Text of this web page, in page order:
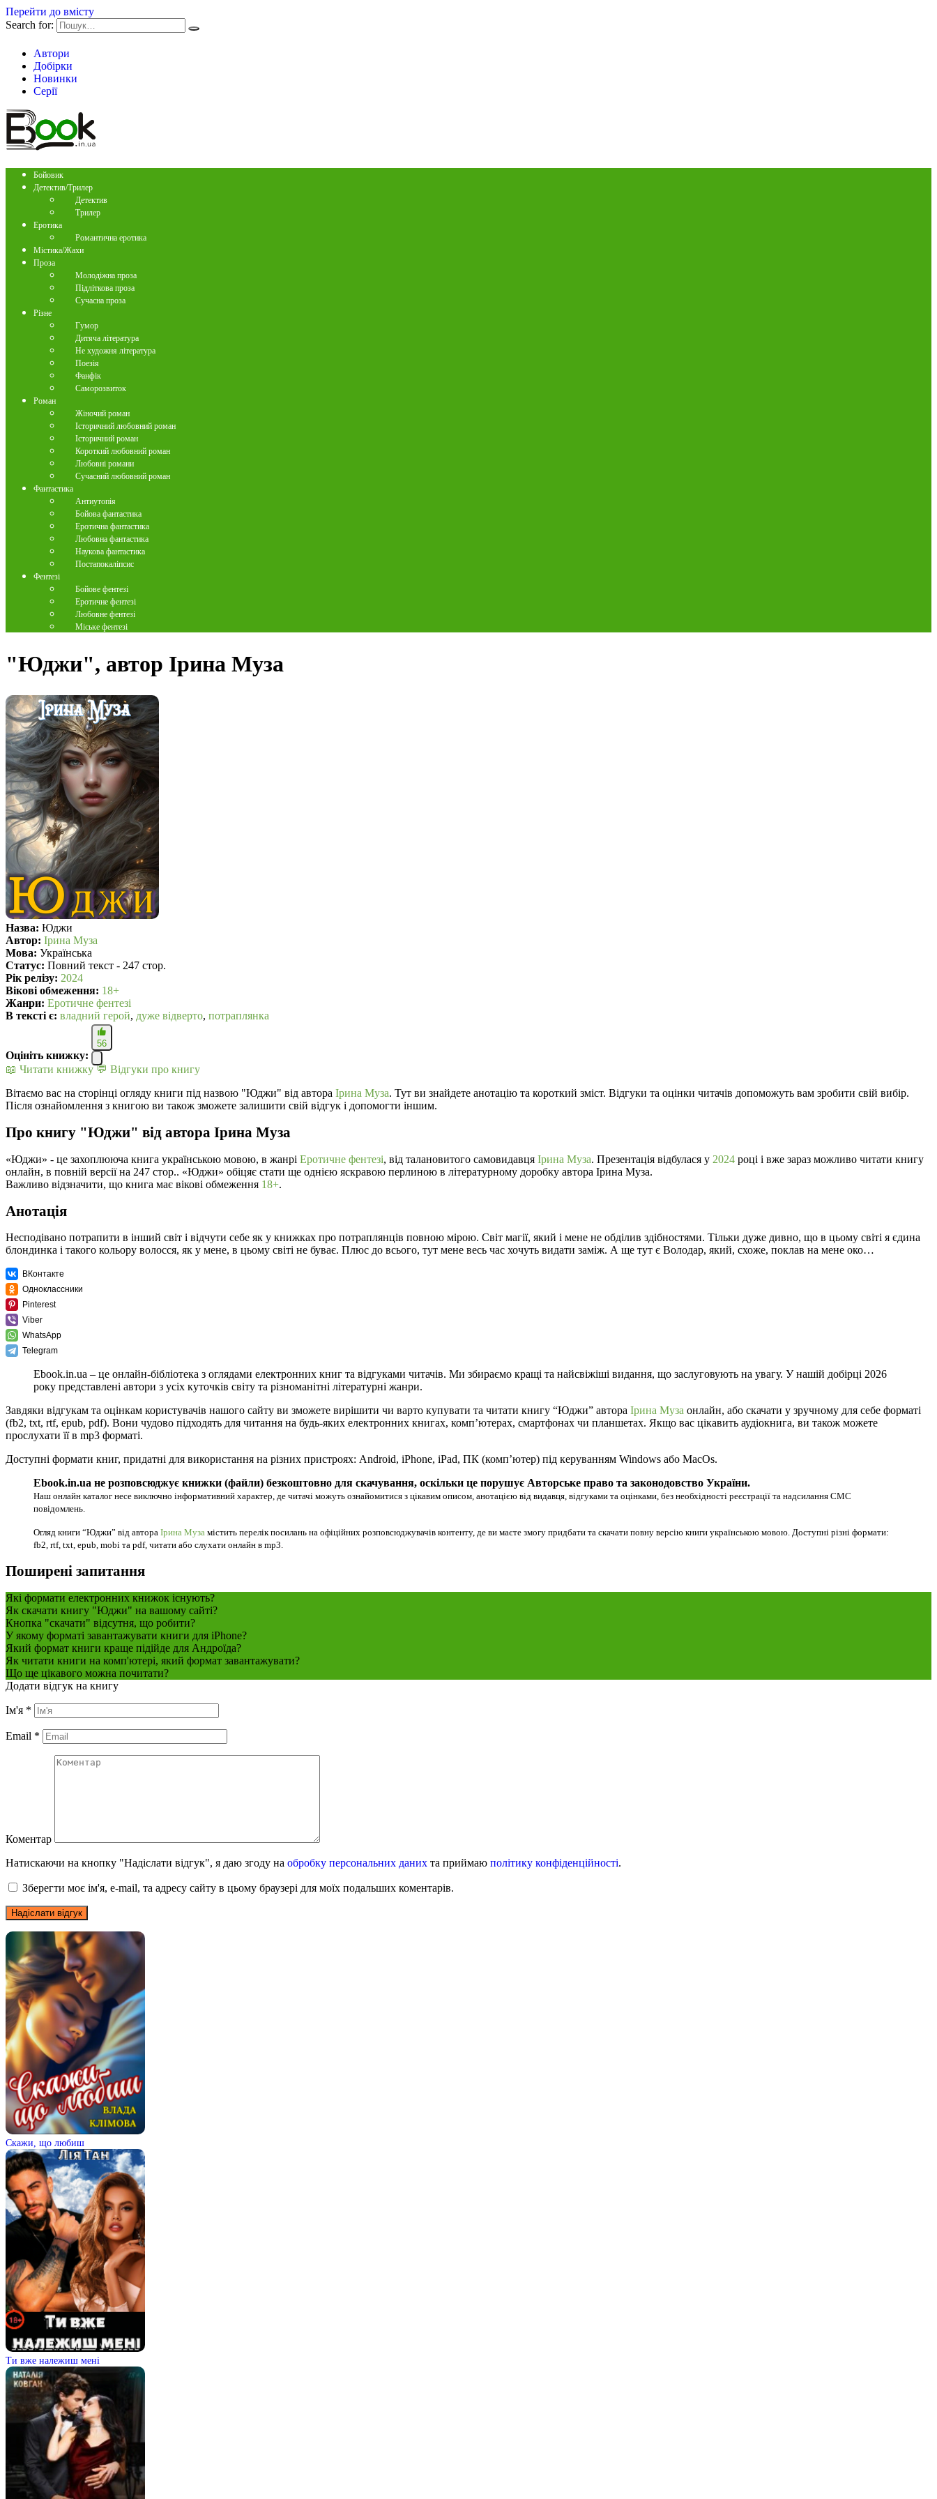
Перейти до вмісту
Search for:
Автори
Добірки
Новинки
Серії
Бойовик
Детектив/Трилер
Детектив
Трилер
Еротика
Романтична еротика
Містика/Жахи
Проза
Молодіжна проза
Підліткова проза
Сучасна проза
Різне
Гумор
Дитяча література
Не художня література
Поезія
Фанфік
Саморозвиток
Роман
Жіночий роман
Історичний любовний роман
Історичний роман
Короткий любовний роман
Любовні романи
Сучасний любовний роман
Фантастика
Антиутопія
Бойова фантастика
Еротична фантастика
Любовна фантастика
Наукова фантастика
Постапокаліпсис
Фентезі
Бойове фентезі
Еротичне фентезі
Любовне фентезі
Міське фентезі
"Юджи", автор Ірина Муза
Назва: Юджи
Автор: Ірина Муза
Мова: Українська
Статус: Повний текст - 247 стор.
Рік релізу: 2024
Вікові обмеження: 18+
Жанри: Еротичне фентезі
В текcті є: владний герой, дуже відверто, потраплянка
Оцініть книжку:
56
📖 Читати книжку 💬 Відгуки про книгу
Вітаємо вас на сторінці огляду книги під назвою "Юджи" від автора Ірина Муза. Тут ви знайдете анотацію та короткий зміст. Відгуки та оцінки читачів допоможуть вам зробити свій вибір.
Після ознайомлення з книгою ви також зможете залишити свій відгук і допомогти іншим.
Про книгу "Юджи" від автора Ірина Муза
«Юджи» - це захоплююча книга українською мовою, в жанрі Еротичне фентезі, від талановитого самовидавця Ірина Муза. Презентація відбулася у 2024 році і вже зараз можливо читати книгу
онлайн, в повній версії на 247 стор.. «Юджи» обіцяє стати ще однією яскравою перлиною в літературному доробку автора Ірина Муза.
Важливо відзначити, що книга має вікові обмеження 18+.
Анотація
Несподівано потрапити в інший світ і відчути себе як у книжках про потраплянців повною мірою. Світ магії, який і мене не обділив здібностями. Тільки дуже дивно, що в цьому світі я єдина
блондинка і такого кольору волосся, як у мене, в цьому світі не буває. Плюс до всього, тут мене весь час хочуть видати заміж. А ще тут є Володар, який, схоже, поклав на мене око…
ВКонтакте
Одноклассники
Pinterest
Viber
WhatsApp
Telegram
Ebook.in.ua – це онлайн-бібліотека з оглядами електронних книг та відгуками читачів. Ми збираємо кращі та найсвіжіші видання, що заслуговують на увагу. У нашій добірці 2026
року представлені автори з усіх куточків світу та різноманітні літературні жанри.
Завдяки відгукам та оцінкам користувачів нашого сайту ви зможете вирішити чи варто купувати та читати книгу “Юджи” автора Ірина Муза онлайн, або скачати у зручному для себе форматі
(fb2, txt, rtf, epub, pdf). Вони чудово підходять для читання на будь-яких електронних книгах, комп’ютерах, смартфонах чи планшетах. Якщо вас цікавить аудіокнига, ви також можете
прослухати її в mp3 форматі.
Доступні формати книг, придатні для використання на різних пристроях: Android, iPhone, iPad, ПК (комп’ютер) під керуванням Windows або MacOs.
Ebook.in.ua не розповсюджує книжки (файли) безкоштовно для скачування, оскільки це порушує Авторське право та законодовство України.
Наш онлайн каталог несе виключно інформативний характер, де читачі можуть ознайомитися з цікавим описом, анотацією від видавця, відгуками та оцінками, без необхідності реєстрації та надсилання СМС
повідомлень.
Огляд книги “Юджи” від автора Ірина Муза містить перелік посилань на офіційних розповсюджувачів контенту, де ви маєте змогу придбати та скачати повну версію книги українською мовою. Доступні різні формати:
fb2, rtf, txt, epub, mobi та pdf, читати або слухати онлайн в mp3.
Поширені запитання
Які формати електронних книжок існують?
Як скачати книгу "Юджи" на вашому сайті?
Кнопка "скачати" відсутня, що робити?
У якому форматі завантажувати книги для iPhone?
Який формат книги краще підійде для Андроїда?
Як читати книги на комп'ютері, який формат завантажувати?
Що ще цікавого можна почитати?
Додати відгук на книгу
Ім'я *
Email *
Коментар
Натискаючи на кнопку "Надіслати відгук", я даю згоду на обробку персональних даних та приймаю політику конфіденційності.
Зберегти моє ім'я, e-mail, та адресу сайту в цьому браузері для моїх подальших коментарів.
Скажи, що любиш
Ти вже належиш мені